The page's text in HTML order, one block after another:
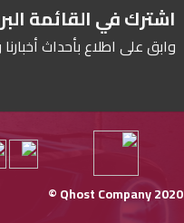
اشترك في القائمة
وابق على اطلاع بأحداث
Qhost Company 2020 ©